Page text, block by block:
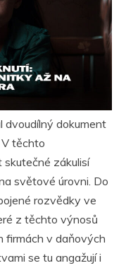
dvoudílný dokument
. V těchto
zákulisí
světové úrovni. Do
rozvědky ve
z těchto výnosů
firmách v daňových
se tu angažují i